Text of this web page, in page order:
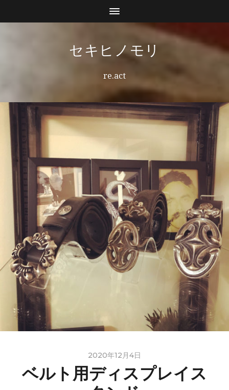
セキヒノモリ
re.act
2020年12月4日
ベルト用ディスプレイス